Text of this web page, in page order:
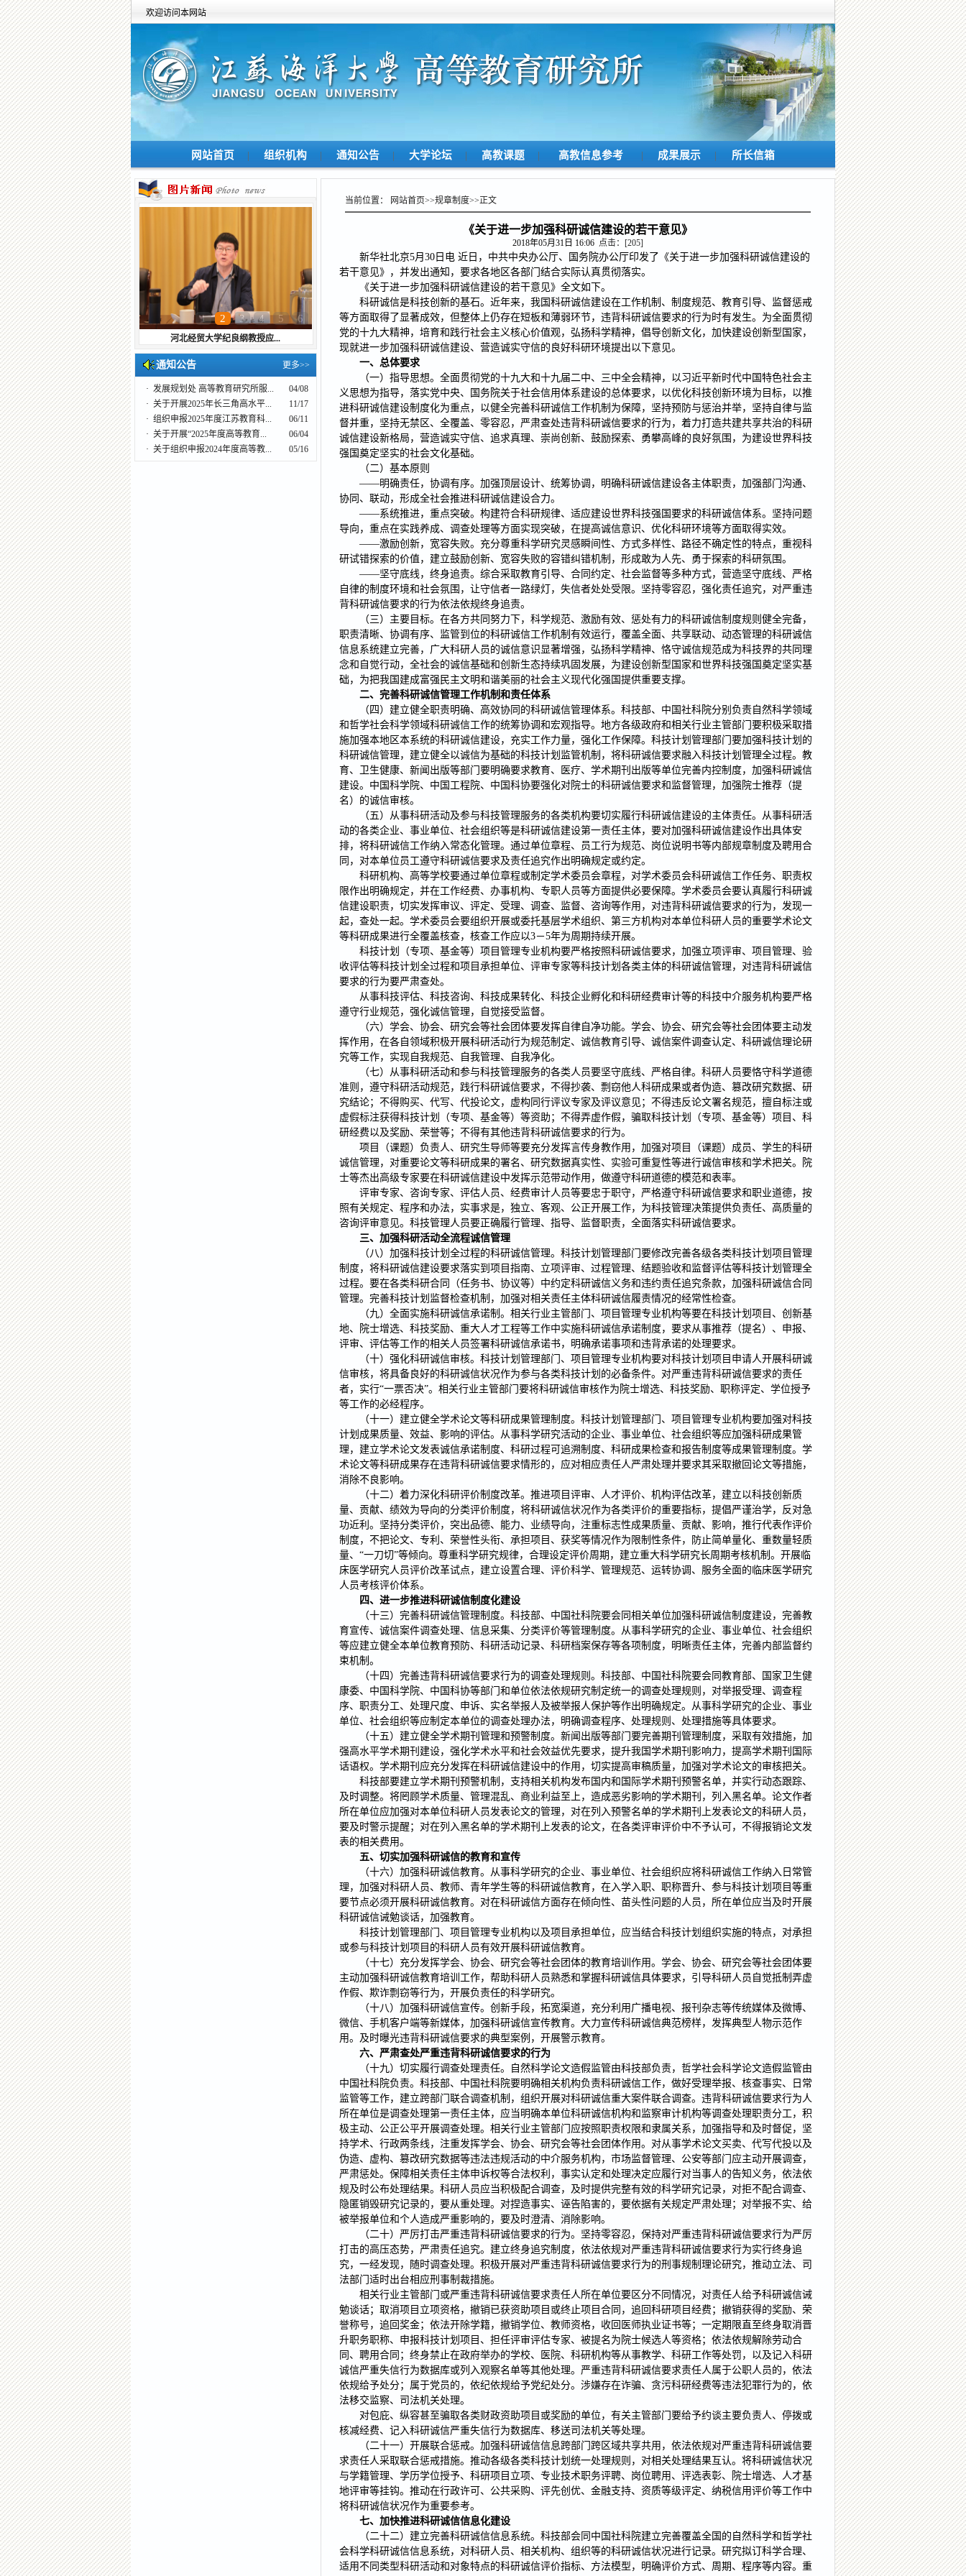
欢迎访问本网站
网站首页 | 组织机构 | 通知公告 | 大学论坛 | 高教课题 | 高教信息参考 | 成果展示 | 所长信箱
1 2 3 4 5 6
广西大学副校长肖建庄教授...
通知公告 更多>>
· 发展规划处 高等教育研究所服...
04/08
· 关于开展2025年长三角高水平...
11/17
· 组织申报2025年度江苏教育科...
06/11
· 关于开展“2025年度高等教育...
06/04
· 关于组织申报2024年度高等教... 05/16
当前位置： 网站首页>>规章制度>>正文
《关于进一步加强科研诚信建设的若干意见》
2018年05月31日 16:06 点击：[205]
新华社北京5月30日电 近日，中共中央办公厅、国务院办公厅印发了《关于进一步加强科研诚信建设的
若干意见》，并发出通知，要求各地区各部门结合实际认真贯彻落实。
《关于进一步加强科研诚信建设的若干意见》全文如下。
科研诚信是科技创新的基石。近年来，我国科研诚信建设在工作机制、制度规范、教育引导、监督惩戒
等方面取得了显著成效，但整体上仍存在短板和薄弱环节，违背科研诚信要求的行为时有发生。为全面贯彻
党的十九大精神，培育和践行社会主义核心价值观，弘扬科学精神，倡导创新文化，加快建设创新型国家，
现就进一步加强科研诚信建设、营造诚实守信的良好科研环境提出以下意见。
一、总体要求
（一）指导思想。全面贯彻党的十九大和十九届二中、三中全会精神，以习近平新时代中国特色社会主
义思想为指导，落实党中央、国务院关于社会信用体系建设的总体要求，以优化科技创新环境为目标，以推
进科研诚信建设制度化为重点，以健全完善科研诚信工作机制为保障，坚持预防与惩治并举，坚持自律与监
督并重，坚持无禁区、全覆盖、零容忍，严肃查处违背科研诚信要求的行为，着力打造共建共享共治的科研
诚信建设新格局，营造诚实守信、追求真理、崇尚创新、鼓励探索、勇攀高峰的良好氛围，为建设世界科技
强国奠定坚实的社会文化基础。
（二）基本原则
——明确责任，协调有序。加强顶层设计、统筹协调，明确科研诚信建设各主体职责，加强部门沟通、
协同、联动，形成全社会推进科研诚信建设合力。
——系统推进，重点突破。构建符合科研规律、适应建设世界科技强国要求的科研诚信体系。坚持问题
导向，重点在实践养成、调查处理等方面实现突破，在提高诚信意识、优化科研环境等方面取得实效。
——激励创新，宽容失败。充分尊重科学研究灵感瞬间性、方式多样性、路径不确定性的特点，重视科
研试错探索的价值，建立鼓励创新、宽容失败的容错纠错机制，形成敢为人先、勇于探索的科研氛围。
——坚守底线，终身追责。综合采取教育引导、合同约定、社会监督等多种方式，营造坚守底线、严格
自律的制度环境和社会氛围，让守信者一路绿灯，失信者处处受限。坚持零容忍，强化责任追究，对严重违
背科研诚信要求的行为依法依规终身追责。
（三）主要目标。在各方共同努力下，科学规范、激励有效、惩处有力的科研诚信制度规则健全完备，
职责清晰、协调有序、监管到位的科研诚信工作机制有效运行，覆盖全面、共享联动、动态管理的科研诚信
信息系统建立完善，广大科研人员的诚信意识显著增强，弘扬科学精神、恪守诚信规范成为科技界的共同理
念和自觉行动，全社会的诚信基础和创新生态持续巩固发展，为建设创新型国家和世界科技强国奠定坚实基
础，为把我国建成富强民主文明和谐美丽的社会主义现代化强国提供重要支撑。
二、完善科研诚信管理工作机制和责任体系
（四）建立健全职责明确、高效协同的科研诚信管理体系。科技部、中国社科院分别负责自然科学领域
和哲学社会科学领域科研诚信工作的统筹协调和宏观指导。地方各级政府和相关行业主管部门要积极采取措
施加强本地区本系统的科研诚信建设，充实工作力量，强化工作保障。科技计划管理部门要加强科技计划的
科研诚信管理，建立健全以诚信为基础的科技计划监管机制，将科研诚信要求融入科技计划管理全过程。教
育、卫生健康、新闻出版等部门要明确要求教育、医疗、学术期刊出版等单位完善内控制度，加强科研诚信
建设。中国科学院、中国工程院、中国科协要强化对院士的科研诚信要求和监督管理，加强院士推荐（提
名）的诚信审核。
（五）从事科研活动及参与科技管理服务的各类机构要切实履行科研诚信建设的主体责任。从事科研活
动的各类企业、事业单位、社会组织等是科研诚信建设第一责任主体，要对加强科研诚信建设作出具体安
排，将科研诚信工作纳入常态化管理。通过单位章程、员工行为规范、岗位说明书等内部规章制度及聘用合
同，对本单位员工遵守科研诚信要求及责任追究作出明确规定或约定。
科研机构、高等学校要通过单位章程或制定学术委员会章程，对学术委员会科研诚信工作任务、职责权
限作出明确规定，并在工作经费、办事机构、专职人员等方面提供必要保障。学术委员会要认真履行科研诚
信建设职责，切实发挥审议、评定、受理、调查、监督、咨询等作用，对违背科研诚信要求的行为，发现一
起，查处一起。学术委员会要组织开展或委托基层学术组织、第三方机构对本单位科研人员的重要学术论文
等科研成果进行全覆盖核查，核查工作应以3－5年为周期持续开展。
科技计划（专项、基金等）项目管理专业机构要严格按照科研诚信要求，加强立项评审、项目管理、验
收评估等科技计划全过程和项目承担单位、评审专家等科技计划各类主体的科研诚信管理，对违背科研诚信
要求的行为要严肃查处。
从事科技评估、科技咨询、科技成果转化、科技企业孵化和科研经费审计等的科技中介服务机构要严格
遵守行业规范，强化诚信管理，自觉接受监督。
（六）学会、协会、研究会等社会团体要发挥自律自净功能。学会、协会、研究会等社会团体要主动发
挥作用，在各自领域积极开展科研活动行为规范制定、诚信教育引导、诚信案件调查认定、科研诚信理论研
究等工作，实现自我规范、自我管理、自我净化。
（七）从事科研活动和参与科技管理服务的各类人员要坚守底线、严格自律。科研人员要恪守科学道德
准则，遵守科研活动规范，践行科研诚信要求，不得抄袭、剽窃他人科研成果或者伪造、篡改研究数据、研
究结论；不得购买、代写、代投论文，虚构同行评议专家及评议意见；不得违反论文署名规范，擅自标注或
虚假标注获得科技计划（专项、基金等）等资助；不得弄虚作假，骗取科技计划（专项、基金等）项目、科
研经费以及奖励、荣誉等；不得有其他违背科研诚信要求的行为。
项目（课题）负责人、研究生导师等要充分发挥言传身教作用，加强对项目（课题）成员、学生的科研
诚信管理，对重要论文等科研成果的署名、研究数据真实性、实验可重复性等进行诚信审核和学术把关。院
士等杰出高级专家要在科研诚信建设中发挥示范带动作用，做遵守科研道德的模范和表率。
评审专家、咨询专家、评估人员、经费审计人员等要忠于职守，严格遵守科研诚信要求和职业道德，按
照有关规定、程序和办法，实事求是，独立、客观、公正开展工作，为科技管理决策提供负责任、高质量的
咨询评审意见。科技管理人员要正确履行管理、指导、监督职责，全面落实科研诚信要求。
三、加强科研活动全流程诚信管理
（八）加强科技计划全过程的科研诚信管理。科技计划管理部门要修改完善各级各类科技计划项目管理
制度，将科研诚信建设要求落实到项目指南、立项评审、过程管理、结题验收和监督评估等科技计划管理全
过程。要在各类科研合同（任务书、协议等）中约定科研诚信义务和违约责任追究条款，加强科研诚信合同
管理。完善科技计划监督检查机制，加强对相关责任主体科研诚信履责情况的经常性检查。
（九）全面实施科研诚信承诺制。相关行业主管部门、项目管理专业机构等要在科技计划项目、创新基
地、院士增选、科技奖励、重大人才工程等工作中实施科研诚信承诺制度，要求从事推荐（提名）、申报、
评审、评估等工作的相关人员签署科研诚信承诺书，明确承诺事项和违背承诺的处理要求。
（十）强化科研诚信审核。科技计划管理部门、项目管理专业机构要对科技计划项目申请人开展科研诚
信审核，将具备良好的科研诚信状况作为参与各类科技计划的必备条件。对严重违背科研诚信要求的责任
者，实行“一票否决”。相关行业主管部门要将科研诚信审核作为院士增选、科技奖励、职称评定、学位授予
等工作的必经程序。
（十一）建立健全学术论文等科研成果管理制度。科技计划管理部门、项目管理专业机构要加强对科技
计划成果质量、效益、影响的评估。从事科学研究活动的企业、事业单位、社会组织等应加强科研成果管
理，建立学术论文发表诚信承诺制度、科研过程可追溯制度、科研成果检查和报告制度等成果管理制度。学
术论文等科研成果存在违背科研诚信要求情形的，应对相应责任人严肃处理并要求其采取撤回论文等措施，
消除不良影响。
（十二）着力深化科研评价制度改革。推进项目评审、人才评价、机构评估改革，建立以科技创新质
量、贡献、绩效为导向的分类评价制度，将科研诚信状况作为各类评价的重要指标，提倡严谨治学，反对急
功近利。坚持分类评价，突出品德、能力、业绩导向，注重标志性成果质量、贡献、影响，推行代表作评价
制度，不把论文、专利、荣誉性头衔、承担项目、获奖等情况作为限制性条件，防止简单量化、重数量轻质
量、“一刀切”等倾向。尊重科学研究规律，合理设定评价周期，建立重大科学研究长周期考核机制。开展临
床医学研究人员评价改革试点，建立设置合理、评价科学、管理规范、运转协调、服务全面的临床医学研究
人员考核评价体系。
四、进一步推进科研诚信制度化建设
（十三）完善科研诚信管理制度。科技部、中国社科院要会同相关单位加强科研诚信制度建设，完善教
育宣传、诚信案件调查处理、信息采集、分类评价等管理制度。从事科学研究的企业、事业单位、社会组织
等应建立健全本单位教育预防、科研活动记录、科研档案保存等各项制度，明晰责任主体，完善内部监督约
束机制。
（十四）完善违背科研诚信要求行为的调查处理规则。科技部、中国社科院要会同教育部、国家卫生健
康委、中国科学院、中国科协等部门和单位依法依规研究制定统一的调查处理规则，对举报受理、调查程
序、职责分工、处理尺度、申诉、实名举报人及被举报人保护等作出明确规定。从事科学研究的企业、事业
单位、社会组织等应制定本单位的调查处理办法，明确调查程序、处理规则、处理措施等具体要求。
（十五）建立健全学术期刊管理和预警制度。新闻出版等部门要完善期刊管理制度，采取有效措施，加
强高水平学术期刊建设，强化学术水平和社会效益优先要求，提升我国学术期刊影响力，提高学术期刊国际
话语权。学术期刊应充分发挥在科研诚信建设中的作用，切实提高审稿质量，加强对学术论文的审核把关。
科技部要建立学术期刊预警机制，支持相关机构发布国内和国际学术期刊预警名单，并实行动态跟踪、
及时调整。将罔顾学术质量、管理混乱、商业利益至上，造成恶劣影响的学术期刊，列入黑名单。论文作者
所在单位应加强对本单位科研人员发表论文的管理，对在列入预警名单的学术期刊上发表论文的科研人员，
要及时警示提醒；对在列入黑名单的学术期刊上发表的论文，在各类评审评价中不予认可，不得报销论文发
表的相关费用。
五、切实加强科研诚信的教育和宣传
（十六）加强科研诚信教育。从事科学研究的企业、事业单位、社会组织应将科研诚信工作纳入日常管
理，加强对科研人员、教师、青年学生等的科研诚信教育，在入学入职、职称晋升、参与科技计划项目等重
要节点必须开展科研诚信教育。对在科研诚信方面存在倾向性、苗头性问题的人员，所在单位应当及时开展
科研诚信诫勉谈话，加强教育。
科技计划管理部门、项目管理专业机构以及项目承担单位，应当结合科技计划组织实施的特点，对承担
或参与科技计划项目的科研人员有效开展科研诚信教育。
（十七）充分发挥学会、协会、研究会等社会团体的教育培训作用。学会、协会、研究会等社会团体要
主动加强科研诚信教育培训工作，帮助科研人员熟悉和掌握科研诚信具体要求，引导科研人员自觉抵制弄虚
作假、欺诈剽窃等行为，开展负责任的科学研究。
（十八）加强科研诚信宣传。创新手段，拓宽渠道，充分利用广播电视、报刊杂志等传统媒体及微博、
微信、手机客户端等新媒体，加强科研诚信宣传教育。大力宣传科研诚信典范榜样，发挥典型人物示范作
用。及时曝光违背科研诚信要求的典型案例，开展警示教育。
六、严肃查处严重违背科研诚信要求的行为
（十九）切实履行调查处理责任。自然科学论文造假监管由科技部负责，哲学社会科学论文造假监管由
中国社科院负责。科技部、中国社科院要明确相关机构负责科研诚信工作，做好受理举报、核查事实、日常
监管等工作，建立跨部门联合调查机制，组织开展对科研诚信重大案件联合调查。违背科研诚信要求行为人
所在单位是调查处理第一责任主体，应当明确本单位科研诚信机构和监察审计机构等调查处理职责分工，积
极主动、公正公平开展调查处理。相关行业主管部门应按照职责权限和隶属关系，加强指导和及时督促，坚
持学术、行政两条线，注重发挥学会、协会、研究会等社会团体作用。对从事学术论文买卖、代写代投以及
伪造、虚构、篡改研究数据等违法违规活动的中介服务机构，市场监督管理、公安等部门应主动开展调查，
严肃惩处。保障相关责任主体申诉权等合法权利，事实认定和处理决定应履行对当事人的告知义务，依法依
规及时公布处理结果。科研人员应当积极配合调查，及时提供完整有效的科学研究记录，对拒不配合调查、
隐匿销毁研究记录的，要从重处理。对捏造事实、诬告陷害的，要依据有关规定严肃处理；对举报不实、给
被举报单位和个人造成严重影响的，要及时澄清、消除影响。
（二十）严厉打击严重违背科研诚信要求的行为。坚持零容忍，保持对严重违背科研诚信要求行为严厉
打击的高压态势，严肃责任追究。建立终身追究制度，依法依规对严重违背科研诚信要求行为实行终身追
究，一经发现，随时调查处理。积极开展对严重违背科研诚信要求行为的刑事规制理论研究，推动立法、司
法部门适时出台相应刑事制裁措施。
相关行业主管部门或严重违背科研诚信要求责任人所在单位要区分不同情况，对责任人给予科研诚信诫
勉谈话；取消项目立项资格，撤销已获资助项目或终止项目合同，追回科研项目经费；撤销获得的奖励、荣
誉称号，追回奖金；依法开除学籍，撤销学位、教师资格，收回医师执业证书等；一定期限直至终身取消晋
升职务职称、申报科技计划项目、担任评审评估专家、被提名为院士候选人等资格；依法依规解除劳动合
同、聘用合同；终身禁止在政府举办的学校、医院、科研机构等从事教学、科研工作等处罚，以及记入科研
诚信严重失信行为数据库或列入观察名单等其他处理。严重违背科研诚信要求责任人属于公职人员的，依法
依规给予处分；属于党员的，依纪依规给予党纪处分。涉嫌存在诈骗、贪污科研经费等违法犯罪行为的，依
法移交监察、司法机关处理。
对包庇、纵容甚至骗取各类财政资助项目或奖励的单位，有关主管部门要给予约谈主要负责人、停拨或
核减经费、记入科研诚信严重失信行为数据库、移送司法机关等处理。
（二十一）开展联合惩戒。加强科研诚信信息跨部门跨区域共享共用，依法依规对严重违背科研诚信要
求责任人采取联合惩戒措施。推动各级各类科技计划统一处理规则，对相关处理结果互认。将科研诚信状况
与学籍管理、学历学位授予、科研项目立项、专业技术职务评聘、岗位聘用、评选表彰、院士增选、人才基
地评审等挂钩。推动在行政许可、公共采购、评先创优、金融支持、资质等级评定、纳税信用评价等工作中
将科研诚信状况作为重要参考。
七、加快推进科研诚信信息化建设
（二十二）建立完善科研诚信信息系统。科技部会同中国社科院建立完善覆盖全国的自然科学和哲学社
会科学科研诚信信息系统，对科研人员、相关机构、组织等的科研诚信状况进行记录。研究拟订科学合理、
适用不同类型科研活动和对象特点的科研诚信评价指标、方法模型，明确评价方式、周期、程序等内容。重